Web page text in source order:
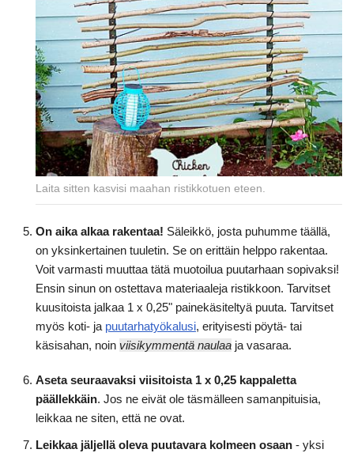
Laita sitten kasvisi maahan ristikkotuen eteen.
On aika alkaa rakentaa! Säleikkö, josta puhumme täällä,
on yksinkertainen tuuletin. Se on erittäin helppo rakentaa.
Voit varmasti muuttaa tätä muotoilua puutarhaan sopivaksi!
Ensin sinun on ostettava materiaaleja ristikkoon. Tarvitset
kuusitoista jalkaa 1 x 0,25" painekäsiteltyä puuta. Tarvitset
myös koti- ja puutarhatyökalusi, erityisesti pöytä- tai
käsisahan, noin viisikymmentä naulaa ja vasaraa.
Aseta seuraavaksi viisitoista 1 x 0,25 kappaletta
päällekkäin. Jos ne eivät ole täsmälleen samanpituisia,
leikkaa ne siten, että ne ovat.
Leikkaa jäljellä oleva puutavara kolmeen osaan - yksi